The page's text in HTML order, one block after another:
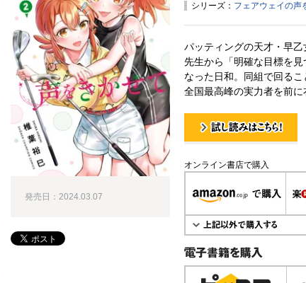
シリーズ： フェアウェイの声
パッティングの天才・早乙
先生から「明確な目標を
なった日和。同組で回る
全国最高峰の実力者を前
オンライン書店で購入
電子書籍で購入
発売日：2024.03.07